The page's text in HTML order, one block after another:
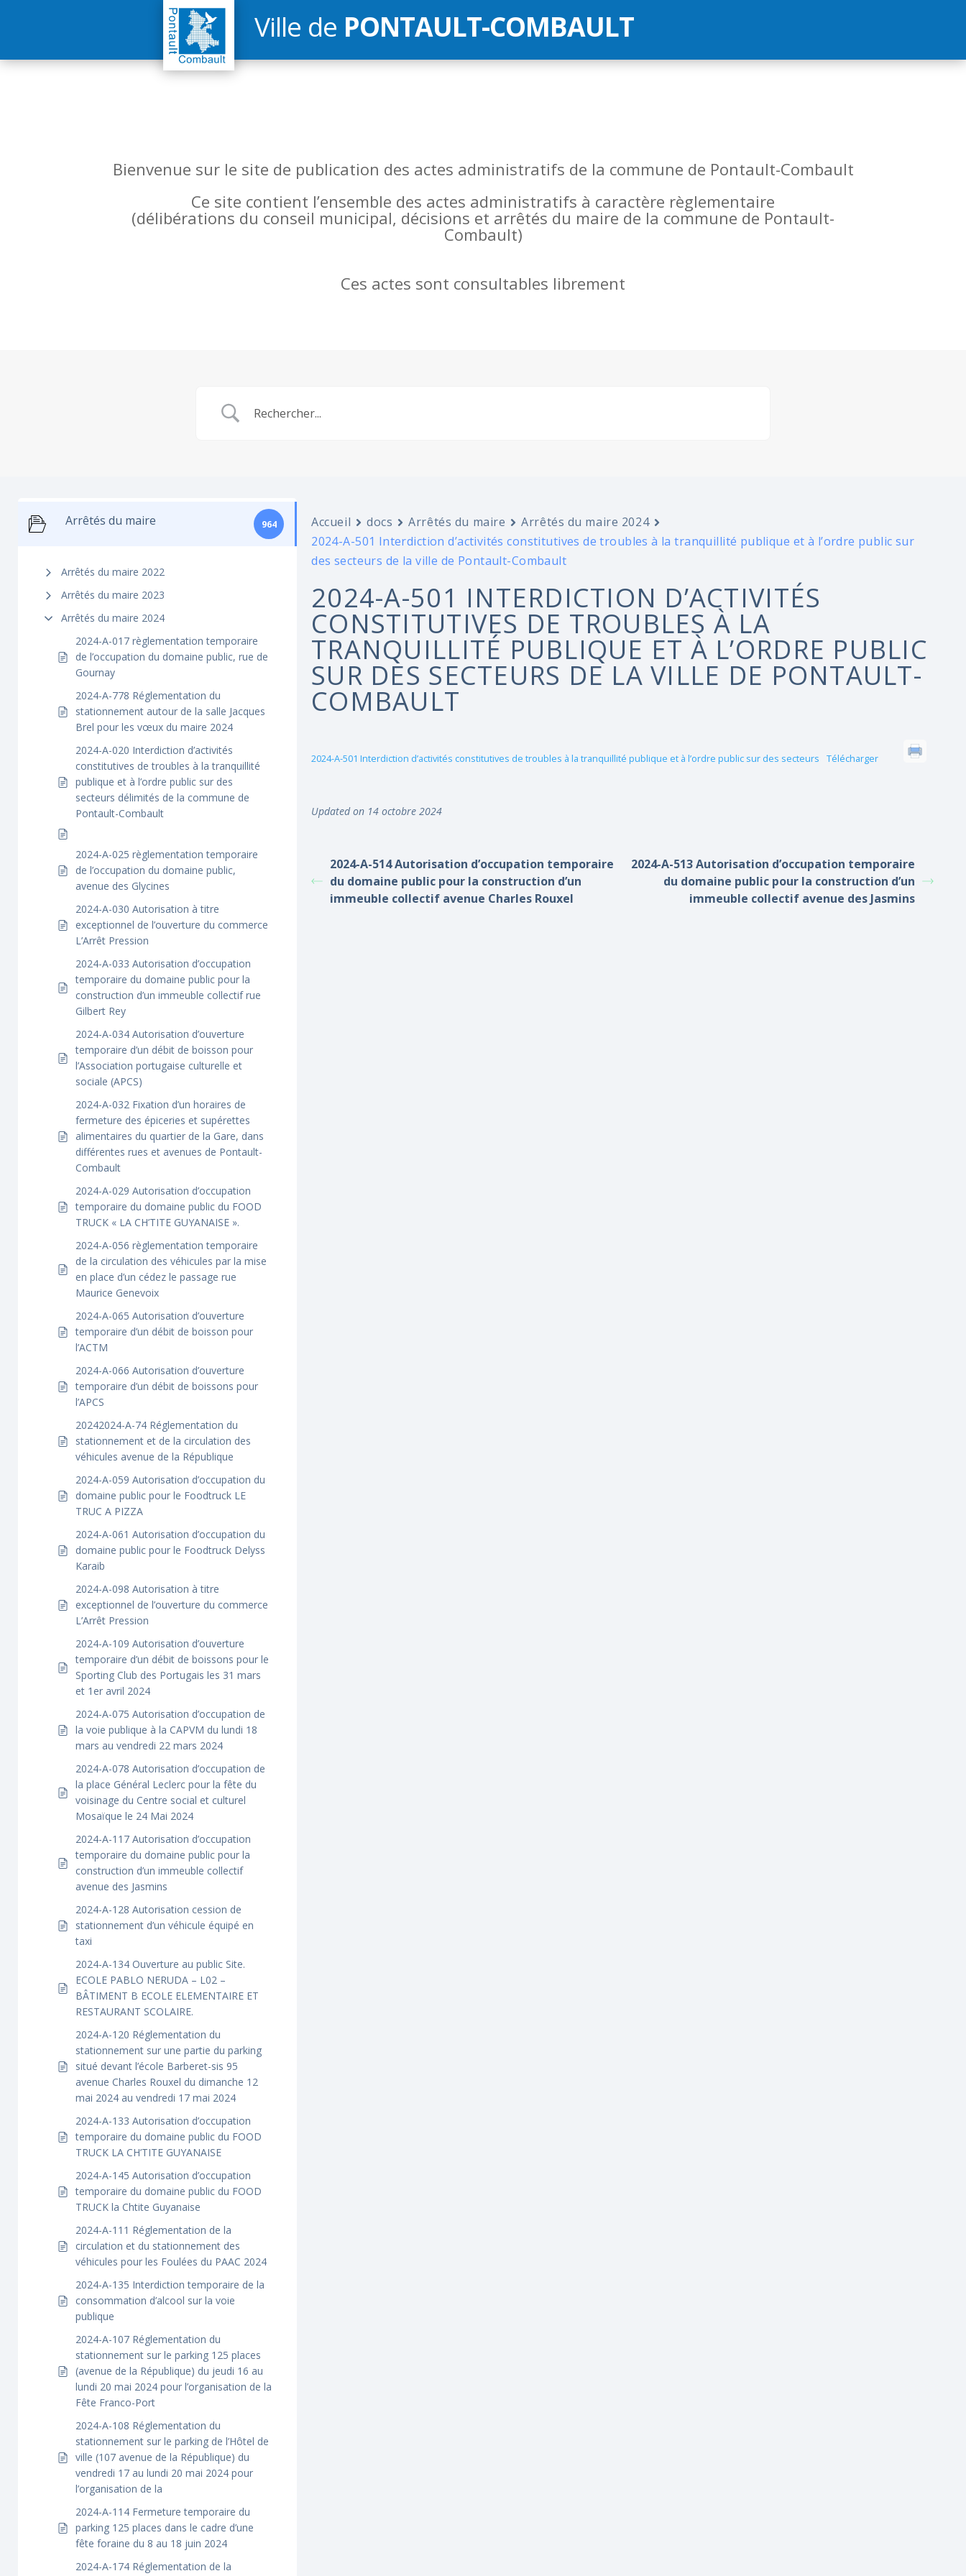
Ville de PONTAULT-COMBAULT
Bienvenue sur le site de publication des actes administratifs de la commune de Pontault-Combault
Ce site contient l’ensemble des actes administratifs à caractère règlementaire
(délibérations du conseil municipal, décisions et arrêtés du maire de la commune de Pontault-
Combault)
Ces actes sont consultables librement
Arrêtés du maire 964
Arrêtés du maire 2022
Arrêtés du maire 2023
Arrêtés du maire 2024
2024-A-017 règlementation temporaire
de l’occupation du domaine public, rue de
Gournay
2024-A-778 Réglementation du
stationnement autour de la salle Jacques
Brel pour les vœux du maire 2024
2024-A-020 Interdiction d’activités
constitutives de troubles à la tranquillité
publique et à l’ordre public sur des
secteurs délimités de la commune de
Pontault-Combault
2024-A-025 règlementation temporaire
de l’occupation du domaine public,
avenue des Glycines
2024-A-030 Autorisation à titre
exceptionnel de l’ouverture du commerce
L’Arrêt Pression
2024-A-033 Autorisation d’occupation
temporaire du domaine public pour la
construction d’un immeuble collectif rue
Gilbert Rey
2024-A-034 Autorisation d’ouverture
temporaire d’un débit de boisson pour
l’Association portugaise culturelle et
sociale (APCS)
2024-A-032 Fixation d’un horaires de
fermeture des épiceries et supérettes
alimentaires du quartier de la Gare, dans
différentes rues et avenues de Pontault-
Combault
2024-A-029 Autorisation d’occupation
temporaire du domaine public du FOOD
TRUCK « LA CH’TITE GUYANAISE ».
2024-A-056 règlementation temporaire
de la circulation des véhicules par la mise
en place d’un cédez le passage rue
Maurice Genevoix
2024-A-065 Autorisation d’ouverture
temporaire d’un débit de boisson pour
l’ACTM
2024-A-066 Autorisation d’ouverture
temporaire d’un débit de boissons pour
l’APCS
20242024-A-74 Réglementation du
stationnement et de la circulation des
véhicules avenue de la République
2024-A-059 Autorisation d’occupation du
domaine public pour le Foodtruck LE
TRUC A PIZZA
2024-A-061 Autorisation d’occupation du
domaine public pour le Foodtruck Delyss
Karaib
2024-A-098 Autorisation à titre
exceptionnel de l’ouverture du commerce
L’Arrêt Pression
2024-A-109 Autorisation d’ouverture
temporaire d’un débit de boissons pour le
Sporting Club des Portugais les 31 mars
et 1er avril 2024
2024-A-075 Autorisation d’occupation de
la voie publique à la CAPVM du lundi 18
mars au vendredi 22 mars 2024
2024-A-078 Autorisation d’occupation de
la place Général Leclerc pour la fête du
voisinage du Centre social et culturel
Mosaïque le 24 Mai 2024
2024-A-117 Autorisation d’occupation
temporaire du domaine public pour la
construction d’un immeuble collectif
avenue des Jasmins
2024-A-128 Autorisation cession de
stationnement d’un véhicule équipé en
taxi
2024-A-134 Ouverture au public Site.
ECOLE PABLO NERUDA – L02 –
BÂTIMENT B ECOLE ELEMENTAIRE ET
RESTAURANT SCOLAIRE.
2024-A-120 Réglementation du
stationnement sur une partie du parking
situé devant l’école Barberet-sis 95
avenue Charles Rouxel du dimanche 12
mai 2024 au vendredi 17 mai 2024
2024-A-133 Autorisation d’occupation
temporaire du domaine public du FOOD
TRUCK LA CH’TITE GUYANAISE
2024-A-145 Autorisation d’occupation
temporaire du domaine public du FOOD
TRUCK la Chtite Guyanaise
2024-A-111 Réglementation de la
circulation et du stationnement des
véhicules pour les Foulées du PAAC 2024
2024-A-135 Interdiction temporaire de la
consommation d’alcool sur la voie
publique
2024-A-107 Réglementation du
stationnement sur le parking 125 places
(avenue de la République) du jeudi 16 au
lundi 20 mai 2024 pour l’organisation de la
Fête Franco-Port
2024-A-108 Réglementation du
stationnement sur le parking de l’Hôtel de
ville (107 avenue de la République) du
vendredi 17 au lundi 20 mai 2024 pour
l’organisation de la
2024-A-114 Fermeture temporaire du
parking 125 places dans le cadre d’une
fête foraine du 8 au 18 juin 2024
2024-A-174 Réglementation de la
Accueil docs Arrêtés du maire
Arrêtés du maire 2024
2024-A-501 Interdiction d’activités constitutives de troubles à la tranquillité publique et à l’ordre public sur
des secteurs de la ville de Pontault-Combault
2024-A-501 INTERDICTION D’ACTIVITÉS
CONSTITUTIVES DE TROUBLES À LA
TRANQUILLITÉ PUBLIQUE ET À L’ORDRE PUBLIC
SUR DES SECTEURS DE LA VILLE DE PONTAULT-
COMBAULT
2024-A-501 Interdiction d’activités constitutives de troubles à la tranquillité publique et à l’ordre public sur des secteurs Télécharger
Updated on 14 octobre 2024
2024-A-514 Autorisation d’occupation temporaire
du domaine public pour la construction d’un
immeuble collectif avenue Charles Rouxel
2024-A-513 Autorisation d’occupation temporaire
du domaine public pour la construction d’un
immeuble collectif avenue des Jasmins